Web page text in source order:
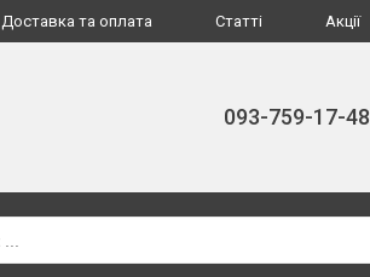
Доставка та оплата Статті Акції
093-759-17-48